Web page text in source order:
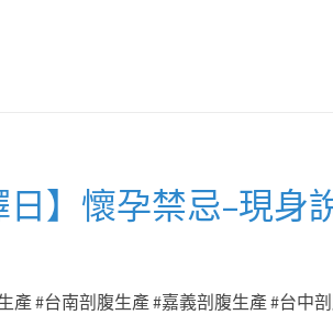
日】懷孕禁忌–現身
產 #台南剖腹生產 #嘉義剖腹生產 #台中